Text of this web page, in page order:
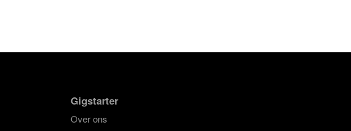
Gigstarter
Over ons